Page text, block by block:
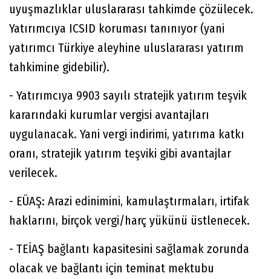
uyuşmazlıklar uluslararası tahkimde çözülecek.
Yatırımcıya ICSID koruması tanınıyor (yani
yatırımcı Türkiye aleyhine uluslararası yatırım
tahkimine gidebilir).
- Yatırımcıya 9903 sayılı stratejik yatırım teşvik
kararındaki kurumlar vergisi avantajları
uygulanacak. Yani vergi indirimi, yatırıma katkı
oranı, stratejik yatırım teşviki gibi avantajlar
verilecek.
- EÜAŞ: Arazi edinimini, kamulaştırmaları, irtifak
haklarını, birçok vergi/harç yükünü üstlenecek.
- TEİAŞ bağlantı kapasitesini sağlamak zorunda
olacak ve bağlantı için teminat mektubu